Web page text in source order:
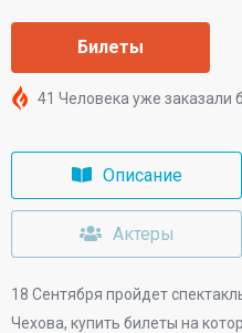
Билеты
41 Человека уже заказали
Описание
Актеры
18 Сентября пройдет
Чехова, купить билеты на